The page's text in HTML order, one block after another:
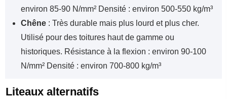
environ 85-90 N/mm² Densité : environ 500-550 kg/m³
Chêne : Très durable mais plus lourd et plus cher.
Utilisé pour des toitures haut de gamme ou
historiques. Résistance à la flexion : environ 90-100
N/mm² Densité : environ 700-800 kg/m³
Liteaux alternatifs